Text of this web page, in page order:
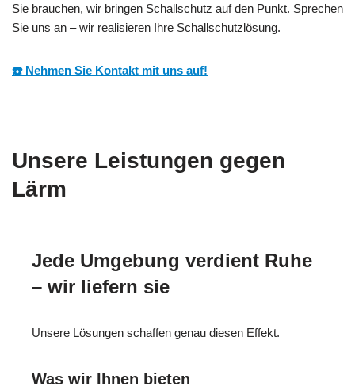
Sie brauchen, wir bringen Schallschutz auf den Punkt. Sprechen
Sie uns an – wir realisieren Ihre Schallschutzlösung.
☎️ Nehmen Sie Kontakt mit uns auf!
Unsere Leistungen gegen
Lärm
Jede Umgebung verdient Ruhe
– wir liefern sie
Unsere Lösungen schaffen genau diesen Effekt.
Was wir Ihnen bieten